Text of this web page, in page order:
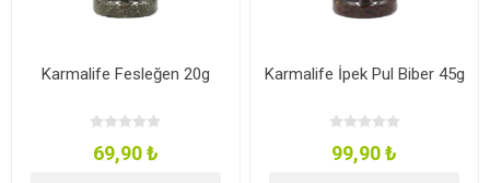
Karmalife Fesleğen 20g
69,90 ₺
Karmalife İpek Pul Biber 45g
99,90 ₺